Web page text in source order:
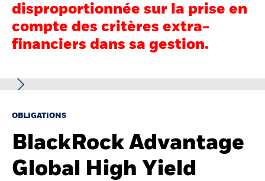
Thèmes
ETF iShares
Intermédiaires financiers
France
Change location
disproportionnée sur la prise en
compte des critères extra-
financiers dans sa gestion.
OBLIGATIONS
BlackRock Advantage
Global High Yield